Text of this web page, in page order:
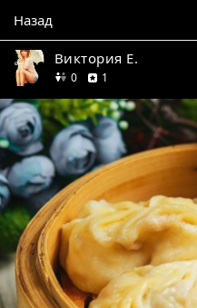
Назад
Виктория Е.
0друзей
1